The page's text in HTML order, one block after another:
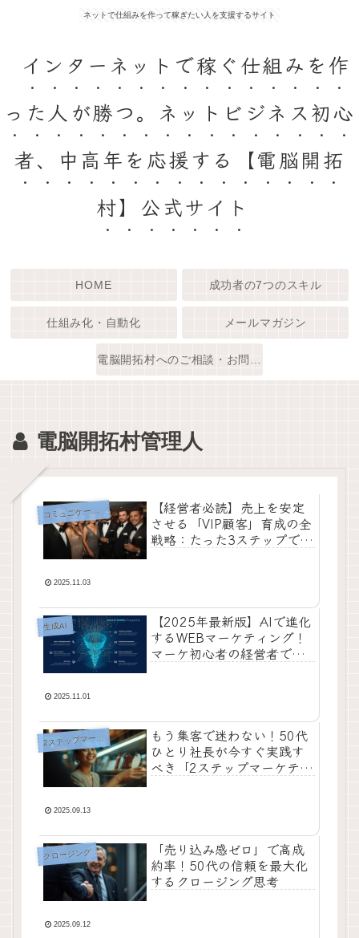
ネットで仕組みを作って稼ぎたい人を支援するサイト
インターネットで稼ぐ仕組みを作
った人が勝つ。ネットビジネス初心
者、中高年を応援する【電脳開拓
村】公式サイト
HOME 成功者の7つのスキル
仕組み化・自動化 メールマガジン
電脳開拓村管理人
コ
ミュニケーション
【経営者必読】売上を安定
させる「VIP顧客」育成の全
戦略：たった3ステップで会
2025.11.03
生成AI
【2025年最新版】AIで進化
するWEBマーケティング！
マーケ初心者の経営者でも
2025.11.01
2 ステップマーケティング
もう集客で迷わない！50代
ひとり社長が今すぐ実践す
べき「2ステップマーケティ
2025.09.13
クロージング
「売り込み感ゼロ」で高成
約率！50代の信頼を最大化
するクロージング思考
2025.09.12